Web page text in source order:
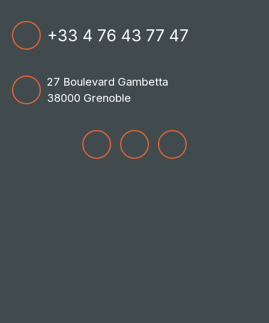
+33 4 76 43 77 47
27 Boulevard Gambetta
38000 Grenoble